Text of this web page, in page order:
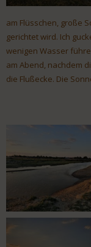
am Flüsschen, große
gerichtet wird. Ich
wenigen Wasser
am Abend, nachdem
die Flußecke. Die